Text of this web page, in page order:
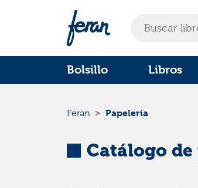
Bolsillo Libros
Feran Papelería
Catálogo